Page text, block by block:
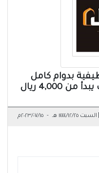
بدوام كامل
4,000 ريال
السبت ١٤٤٤/١٢/٢٥ هـ - ٢٠٢٣/٠٧/١٥م